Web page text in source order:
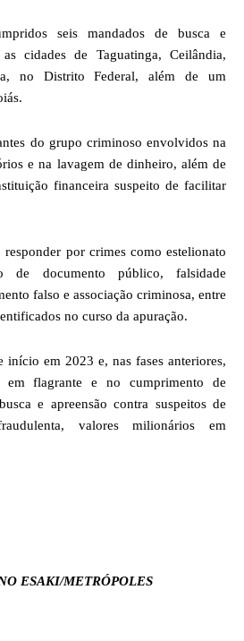
seis mandados de busca e
as cidades de Taguatinga, Ceilândia,
no Distrito Federal, além de um
do grupo criminoso envolvidos na
e na lavagem de dinheiro, além de
financeira suspeito de facilitar
responder por crimes como estelionato
de documento público, falsidade
falso e associação criminosa, entre
no curso da apuração.
início em 2023 e, nas fases anteriores,
em flagrante e no cumprimento de
e apreensão contra suspeitos de
valores milionários em
ESAKI/METRÓPOLES